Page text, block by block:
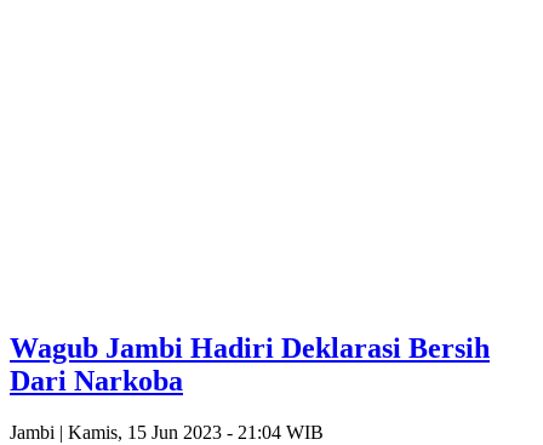
Wagub Jambi Hadiri Deklarasi Bersih
Dari Narkoba
Jambi | Kamis, 15 Jun 2023 - 21:04 WIB